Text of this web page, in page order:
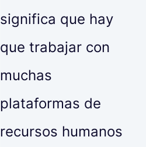
significa que hay
que trabajar con
muchas
plataformas de
recursos humanos